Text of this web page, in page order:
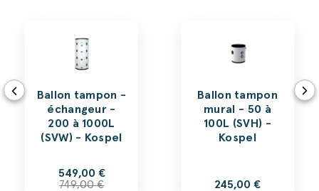
Ballon tampon -
échangeur -
200 à 1000L
(SVW) - Kospel
549,00 €
749,00 €
Ballon tampon
mural - 50 à
100L (SVH) -
Kospel
245,00 €